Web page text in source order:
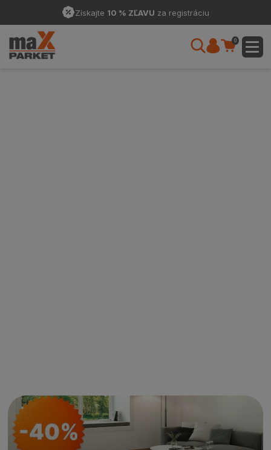
Získajte 10 % ZĽAVU za registráciu
0